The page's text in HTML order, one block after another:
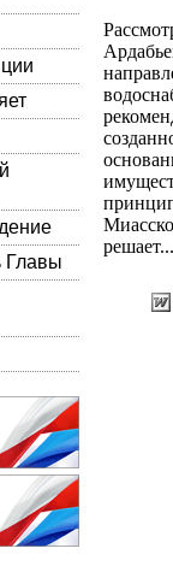
Главы
решает...